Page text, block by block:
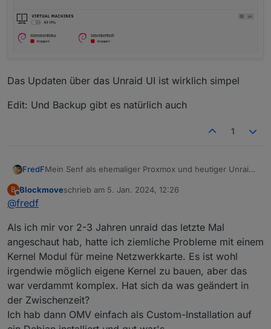
Das Updaten über das Unraid UI ist wirklich simpel
Edit: Und Backup gibt es natürlich auch
1
FredFMein Senf als ehemaliger Proxmox und heutiger Unraid
@rehmoschsagte inBeratung: Proxmox oder Unraid?
Jetzt habe ich Youtube Video gesehen, wie jemand
Unraid in Proxmox installiert hat. Und Frage mich
ob das Sinn macht?
Was ein quark... Unraid kann Docker und VMs. Warum
Proxmox als Unterbau? Um das ganze noch komplexer
zu machen?
Sonos Api jishi
Könnte man im Unraid installieren. Ich habe Rapis als
B
Offline
Blockmoveschrieb am 5. Jan. 2024, 12:26
zuletzt editiert von
@fredf
Als ich mir vor 2-3 Jahren unraid das letzte Mal
angeschaut hab, hatte ich ziemliche Probleme mit einem
Kernel Modul für meine Netzwerkkarte. Es ist wohl
irgendwie möglich eigene Kernel zu bauen, aber das
war verdammt komplex. Hat sich da was geändert in
der Zwischenzeit?
Ich hab dann OMV einfach als Custom-Installation auf